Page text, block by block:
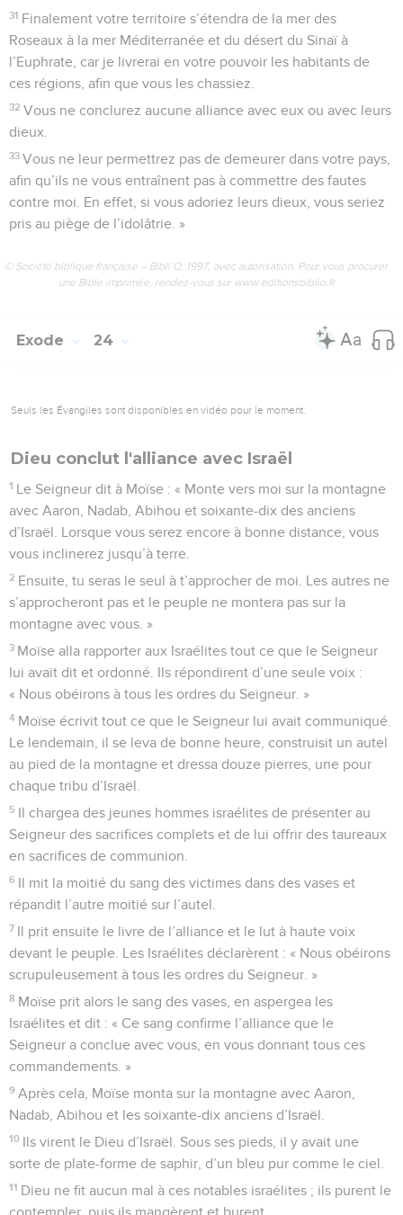
31 Finalement votre territoire s’étendra de la mer des
Roseaux à la mer Méditerranée et du désert du Sinaï à
l’Euphrate, car je livrerai en votre pouvoir les habitants de
ces régions, afin que vous les chassiez.
32 Vous ne conclurez aucune alliance avec eux ou avec leurs
dieux.
33 Vous ne leur permettrez pas de demeurer dans votre pays,
afin qu’ils ne vous entraînent pas à commettre des fautes
contre moi. En effet, si vous adoriez leurs dieux, vous seriez
pris au piège de l’idolâtrie. »
© Société biblique française – Bibli’O, 1997, avec autorisation. Pour vous procurer
une Bible imprimée, rendez-vous sur www.editionsbiblio.fr
Exode 24
Seuls les Évangiles sont disponibles en vidéo pour le moment.
Dieu conclut l'alliance avec Israël
1 Le Seigneur dit à Moïse : « Monte vers moi sur la montagne
avec Aaron, Nadab, Abihou et soixante-dix des anciens
d’Israël. Lorsque vous serez encore à bonne distance, vous
vous inclinerez jusqu’à terre.
2 Ensuite, tu seras le seul à t’approcher de moi. Les autres ne
s’approcheront pas et le peuple ne montera pas sur la
montagne avec vous. »
3 Moïse alla rapporter aux Israélites tout ce que le Seigneur
lui avait dit et ordonné. Ils répondirent d’une seule voix :
« Nous obéirons à tous les ordres du Seigneur. »
4 Moïse écrivit tout ce que le Seigneur lui avait communiqué.
Le lendemain, il se leva de bonne heure, construisit un autel
au pied de la montagne et dressa douze pierres, une pour
chaque tribu d’Israël.
5 Il chargea des jeunes hommes israélites de présenter au
Seigneur des sacrifices complets et de lui offrir des taureaux
en sacrifices de communion.
6 Il mit la moitié du sang des victimes dans des vases et
répandit l’autre moitié sur l’autel.
7 Il prit ensuite le livre de l’alliance et le lut à haute voix
devant le peuple. Les Israélites déclarèrent : « Nous obéirons
scrupuleusement à tous les ordres du Seigneur. »
8 Moïse prit alors le sang des vases, en aspergea les
Israélites et dit : « Ce sang confirme l’alliance que le
Seigneur a conclue avec vous, en vous donnant tous ces
commandements. »
9 Après cela, Moïse monta sur la montagne avec Aaron,
Nadab, Abihou et les soixante-dix anciens d’Israël.
10 Ils virent le Dieu d’Israël. Sous ses pieds, il y avait une
sorte de plate-forme de saphir, d’un bleu pur comme le ciel.
11 Dieu ne fit aucun mal à ces notables israélites ; ils purent le
contempler, puis ils mangèrent et burent.